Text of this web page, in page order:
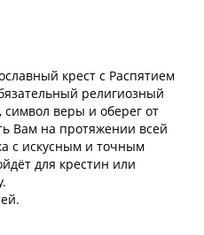
крест с Распятием
религиозный
символ веры и оберег от
Вам на протяжении всей
с искусным и точным
для крестин или